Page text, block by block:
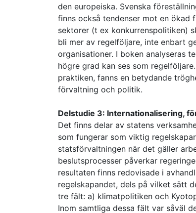
den europeiska. Svenska
finns också tendenser mot en ökad
sektorer (t ex konkurrenspolitiken)
bli mer av regelföljare, inte enbart
organisationer. I boken analyseras
högre grad kan ses som
praktiken, fanns en betydande
förvaltning och politik.
Delstudie 3: Internationalisering,
Det finns delar av statens
som fungerar som viktig
statsförvaltningen när det gäller
beslutsprocesser påverkar
resultaten finns redovisade i
regelskapandet, dels på vilket sätt
tre fält: a) klimatpolitiken och
Inom samtliga dessa fält var såväl